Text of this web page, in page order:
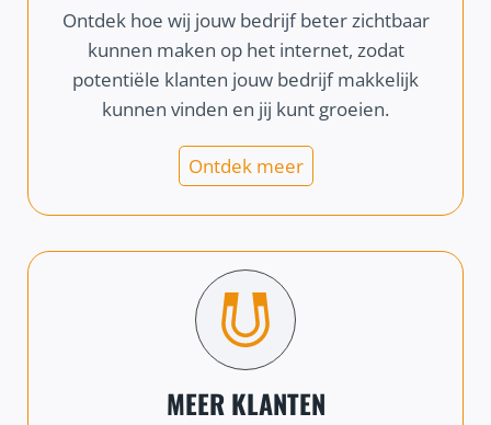
Ontdek hoe wij jouw bedrijf beter zichtbaar
kunnen maken op het internet, zodat
potentiële klanten jouw bedrijf makkelijk
kunnen vinden en jij kunt groeien.
Ontdek meer
MEER KLANTEN